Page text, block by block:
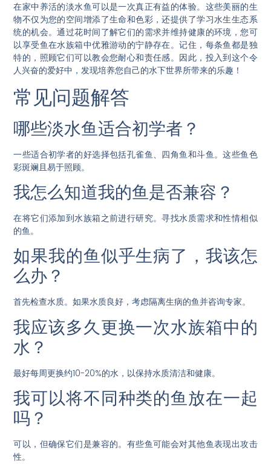
在家中养活的淡水鱼可以是一次真正有益的体验。这些美丽的生
物不仅为您的空间增添了生命和色彩，还提供了学习水生生态系
统的机会。通过花时间了解它们的需求并维持健康的环境，您可
以享受鱼在水族箱中优雅游动的宁静存在。记住，每条鱼都是独
特的，照顾它们可以教会您耐心和责任感。因此，投入到这个令
人兴奋的爱好中，发现培养您自己的水下世界所带来的乐趣！
常见问题解答
哪些淡水鱼适合初学者？
一些适合初学者的好选择包括孔雀鱼、四角鱼和斗鱼。这些鱼色
彩斑斓且易于照顾。
我怎么知道我的鱼是否兼容？
在将它们添加到水族箱之前进行研究。寻找水质需求和性情相似
的鱼。
如果我的鱼似乎生病了，我该怎
么办？
首先检查水质。如果水质良好，考虑隔离生病的鱼并咨询专家。
我应该多久更换一次水族箱中的
水？
最好每周更换约10-20%的水，以保持水质清洁和健康。
我可以将不同种类的鱼放在一起
吗？
可以，但确保它们是兼容的。有些鱼可能会对其他鱼表现出攻击
性。